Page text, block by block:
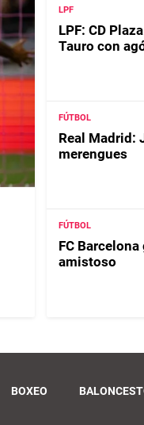
LPF
LPF: CD
Tauro con
FÚTBOL
Real Madrid:
merengues
FÚTBOL
FC
amistoso
BOXEO